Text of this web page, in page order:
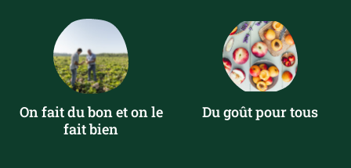
On fait du bon et on le
fait bien
Du goût pour tous